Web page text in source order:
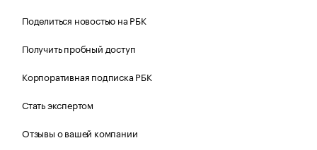
Поделиться новостью на РБК
Получить пробный доступ
Корпоративная подписка РБК
Стать экспертом
Отзывы о вашей компании